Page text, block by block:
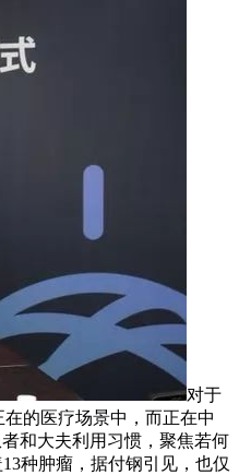
对于
的医疗场景中，而正在中
和大夫利用习惯，聚焦若何
种肿瘤，据付钢引见，也仅